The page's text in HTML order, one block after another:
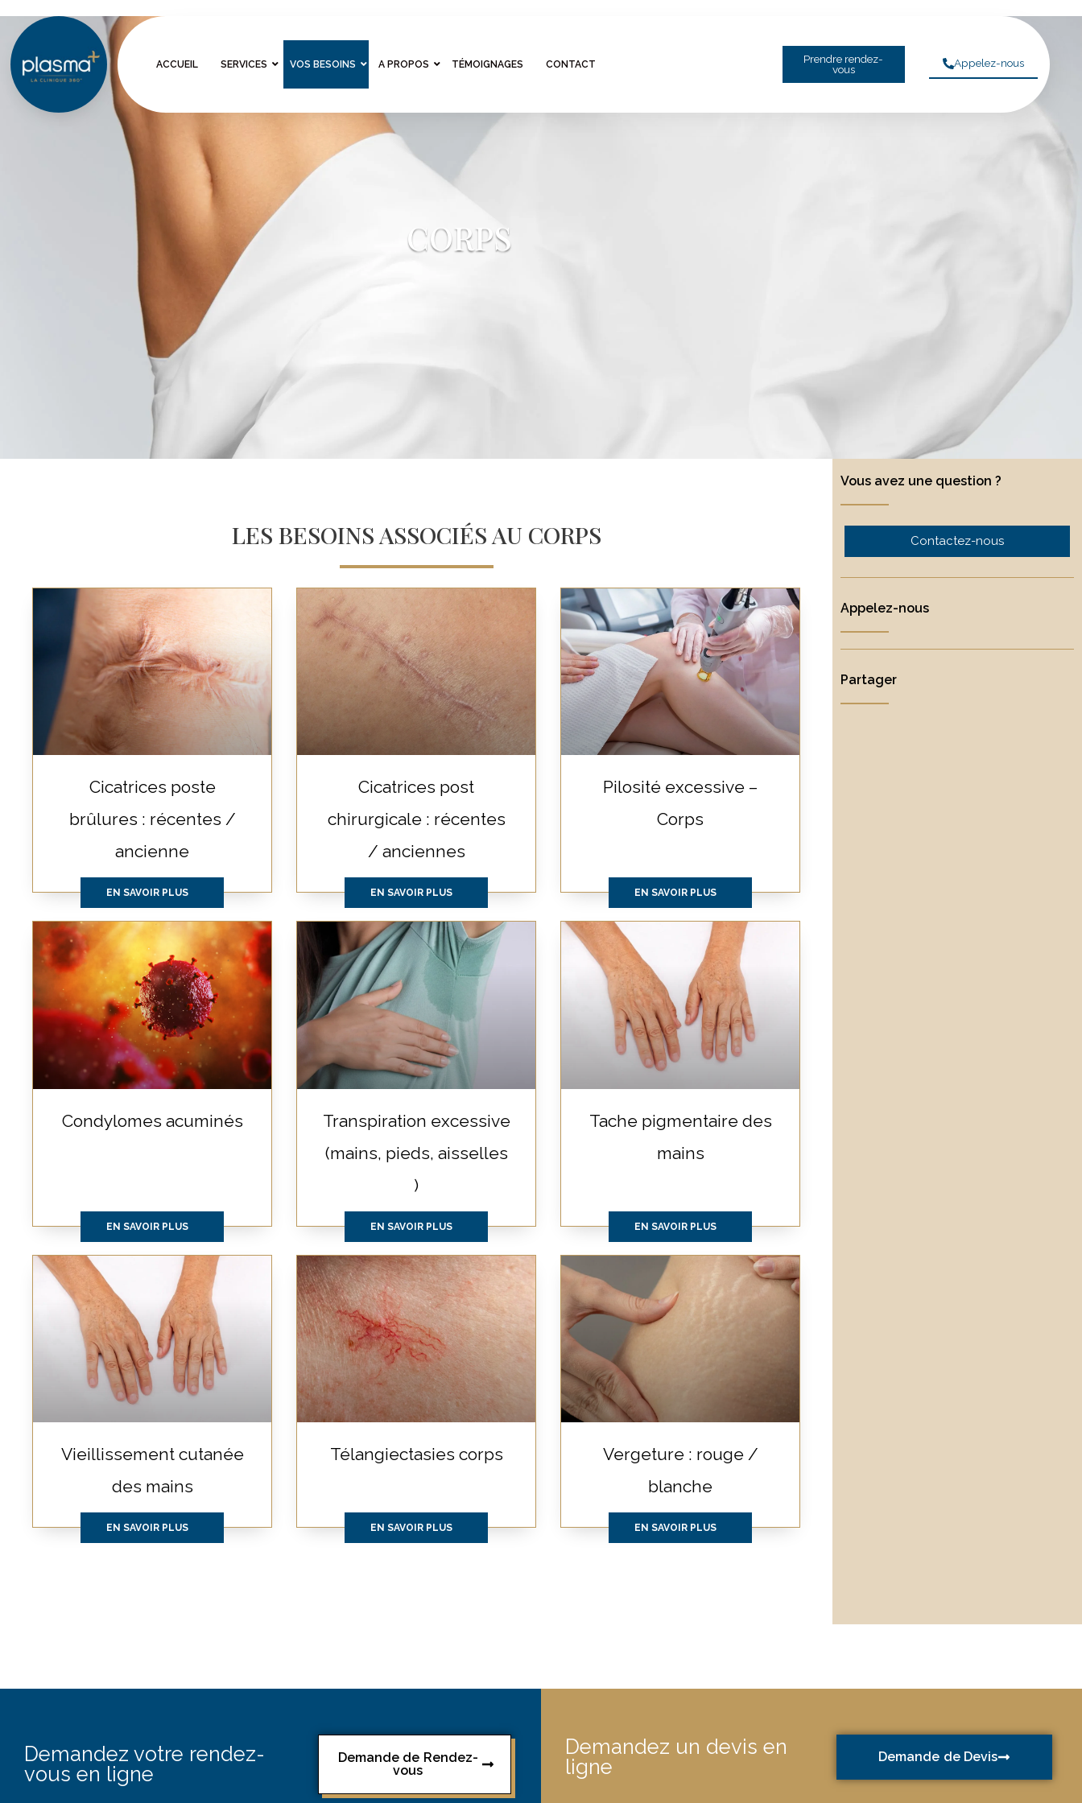
ACCUEIL SERVICES VOS BESOINS A PROPOS TÉMOIGNAGES CONTACT
Prendre rendez-
vous
Appelez-nous
CORPS
LES BESOINS ASSOCIÉS AU CORPS
Cicatrices poste
brûlures : récentes /
ancienne
EN SAVOIR PLUS
Cicatrices post
chirurgicale : récentes
/ anciennes
EN SAVOIR PLUS
Pilosité excessive –
Corps
EN SAVOIR PLUS
Condylomes acuminés
EN SAVOIR PLUS
Transpiration excessive
(mains, pieds, aisselles
)
EN SAVOIR PLUS
Tache pigmentaire des
mains
EN SAVOIR PLUS
Vieillissement cutanée
des mains
EN SAVOIR PLUS
Télangiectasies corps
EN SAVOIR PLUS
Vergeture : rouge /
blanche
EN SAVOIR PLUS
Vous avez une question ?
Contactez-nous
Appelez-nous
Partager
Demandez votre rendez-
vous en ligne
Demande de Rendez-
vous
Demandez un devis en
ligne
Demande de Devis